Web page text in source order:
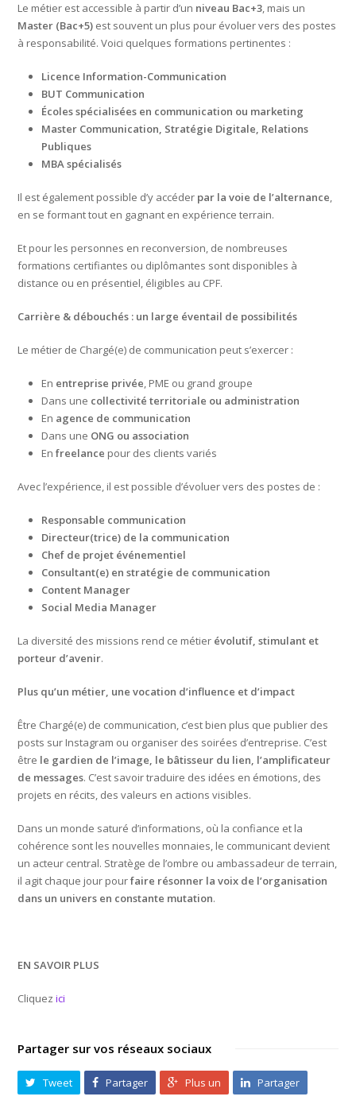
Le métier est accessible à partir d’un niveau Bac+3, mais un
Master (Bac+5) est souvent un plus pour évoluer vers des postes
à responsabilité. Voici quelques formations pertinentes :
Licence Information-Communication
BUT Communication
Écoles spécialisées en communication ou marketing
Master Communication, Stratégie Digitale, Relations
Publiques
MBA spécialisés
Il est également possible d’y accéder par la voie de l’alternance,
en se formant tout en gagnant en expérience terrain.
Et pour les personnes en reconversion, de nombreuses
formations certifiantes ou diplômantes sont disponibles à
distance ou en présentiel, éligibles au CPF.
Carrière & débouchés : un large éventail de possibilités
Le métier de Chargé(e) de communication peut s’exercer :
En entreprise privée, PME ou grand groupe
Dans une collectivité territoriale ou administration
En agence de communication
Dans une ONG ou association
Enfreelance pour des clients variés
Avec l’expérience, il est possible d’évoluer vers des postes de :
Responsable communication
Directeur(trice) de la communication
Chef de projet événementiel
Consultant(e) en stratégie de communication
Content Manager
Social Media Manager
La diversité des missions rend ce métier évolutif, stimulant et
porteur d’avenir.
Plus qu’un métier, une vocation d’influence et d’impact
Être Chargé(e) de communication, c’est bien plus que publier des
posts sur Instagram ou organiser des soirées d’entreprise. C’est
être le gardien de l’image, le bâtisseur du lien, l’amplificateur
de messages. C’est savoir traduire des idées en émotions, des
projets en récits, des valeurs en actions visibles.
Dans un monde saturé d’informations, où la confiance et la
cohérence sont les nouvelles monnaies, le communicant devient
un acteur central. Stratège de l’ombre ou ambassadeur de terrain,
il agit chaque jour pourfaire résonner la voix de l’organisation
dans un univers en constante mutation.
EN SAVOIR PLUS
Cliquezici
Partager sur vos réseaux sociaux
Tweet Partager Plus un Partager